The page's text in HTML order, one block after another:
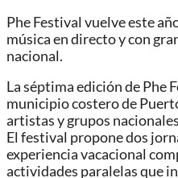
Phe Festival vuelve este
música en directo y con
nacional.
La séptima edición de Phe
municipio costero de
artistas y grupos
El festival propone dos
experiencia vacacional
actividades paralelas que